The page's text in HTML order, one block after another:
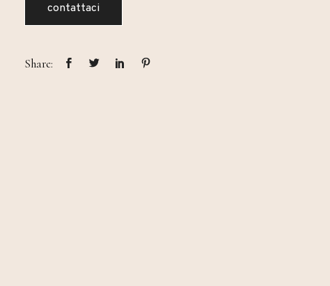
contattaci
Share: